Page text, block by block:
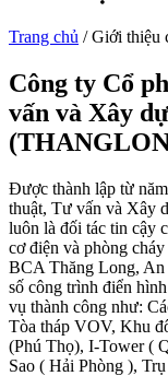
Trang chủ / Giới thiệu
Công ty Cổ
vấn và Xây
Được thành lập từ
thuật, Tư vấn và Xây
luôn là đối tác tin cậy
cơ điện và phòng
BCA Thăng Long,
số công trình điển
vụ thành công như:
Tòa tháp VOV, Khu
(Phú Thọ), I-Tower (
Sao ( Hải Phòng ),